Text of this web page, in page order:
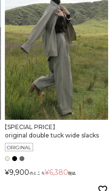
【SPECIAL PRICE】
original double tuck wide slacks
ORIGINAL
¥9,900 のところ¥6,380税込